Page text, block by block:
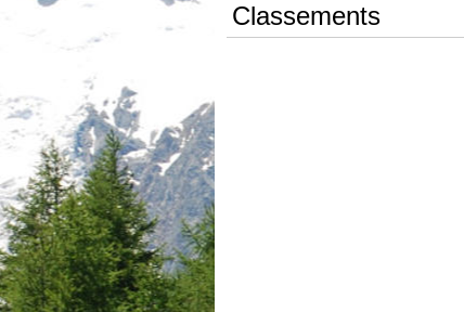
Classements